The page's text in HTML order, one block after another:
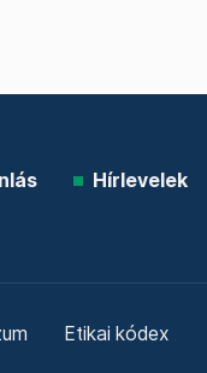
Hírlevelek
Etikai kódex